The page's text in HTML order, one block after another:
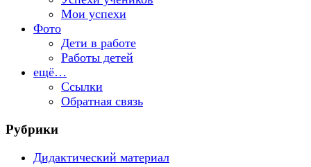
Мои успехи
Фото
Дети в работе
Работы детей
ещё…
Ссылки
Обратная связь
Рубрики
Дидактический материал